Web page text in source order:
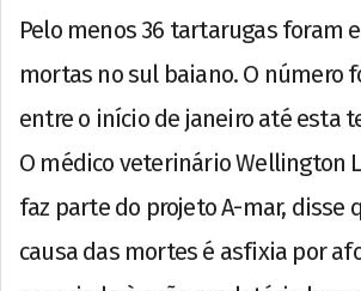
Pelo menos 36 tartarugas foram
mortas no sul baiano. O número
entre o início de janeiro até esta
O médico veterinário Wellington
faz parte do projeto A-mar, disse
causa das mortes é asfixia por